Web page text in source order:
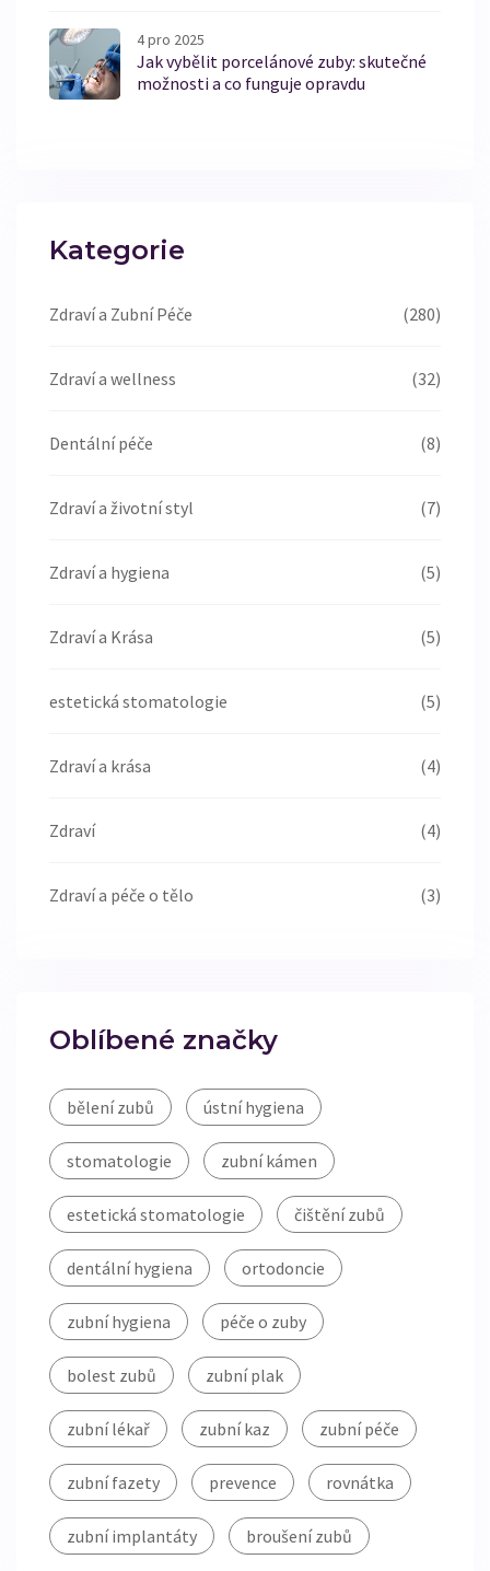
4 pro 2025
Jak vybělit porcelánové zuby: skutečné
možnosti a co funguje opravdu
Kategorie
Zdraví a Zubní Péče (280)
Zdraví a wellness (32)
Dentální péče (8)
Zdraví a životní styl (7)
Zdraví a hygiena (5)
Zdraví a Krása (5)
estetická stomatologie (5)
Zdraví a krása (4)
Zdraví (4)
Zdraví a péče o tělo (3)
Oblíbené značky
bělení zubů ústní hygiena
stomatologie zubní kámen
estetická stomatologie čištění zubů
dentální hygiena ortodoncie
zubní hygiena péče o zuby
bolest zubů zubní plak
zubní lékař zubní kaz zubní péče
zubní fazety prevence rovnátka
zubní implantáty broušení zubů